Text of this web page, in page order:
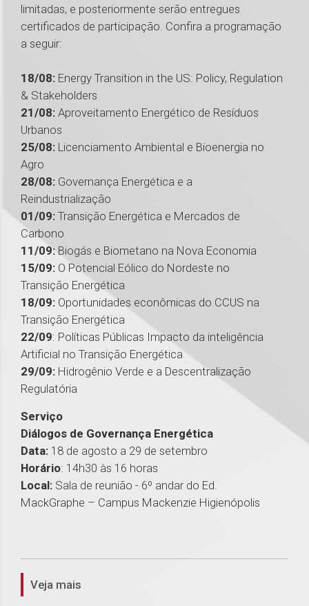
limitadas, e posteriormente serão entregues
certificados de participação. Confira a programação
a seguir:
18/08: Energy Transition in the US: Policy, Regulation
& Stakeholders
21/08: Aproveitamento Energético de Resíduos
Urbanos
25/08: Licenciamento Ambiental e Bioenergia no
Agro
28/08: Governança Energética e a
Reindustrialização
01/09: Transição Energética e Mercados de
Carbono
11/09: Biogás e Biometano na Nova Economia
15/09: O Potencial Eólico do Nordeste no
Transição Energética
18/09: Oportunidades econômicas do CCUS na
Transição Energética
22/09: Políticas Públicas Impacto da inteligência
Artificial no Transição Energética
29/09: Hidrogênio Verde e a Descentralização
Regulatória
Serviço
Diálogos de Governança Energética
Data: 18 de agosto a 29 de setembro
Horário: 14h30 às 16 horas
Local: Sala de reunião - 6º andar do Ed.
MackGraphe – Campus Mackenzie Higienópolis
Veja mais